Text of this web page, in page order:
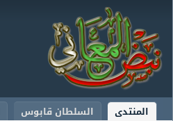
المنتدى السلطان قابوس